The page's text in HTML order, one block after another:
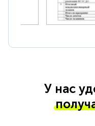
У нас